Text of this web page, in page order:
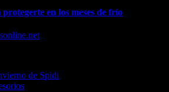
en los meses de frío